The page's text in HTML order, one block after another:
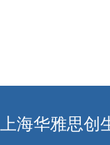
上海华雅思创